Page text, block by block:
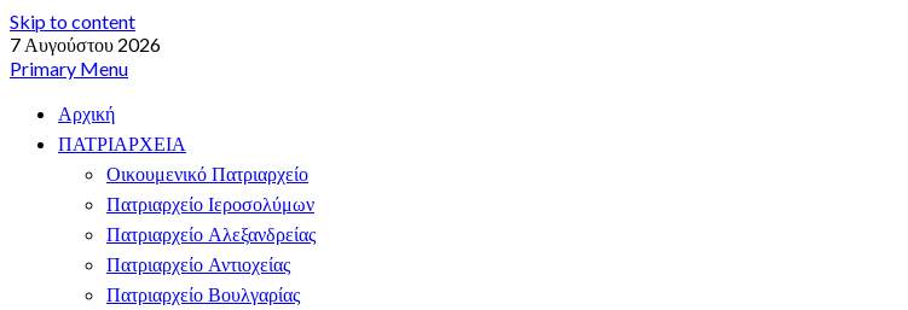
Skip to content
7 Αυγούστου 2026
Primary Menu
Αρχική
ΠΑΤΡΙΑΡΧΕΙΑ
Οικουμενικό Πατριαρχείο
Πατριαρχείο Ιεροσολύμων
Πατριαρχείο Αλεξανδρείας
Πατριαρχείο Αντιοχείας
Πατριαρχείο Βουλγαρίας